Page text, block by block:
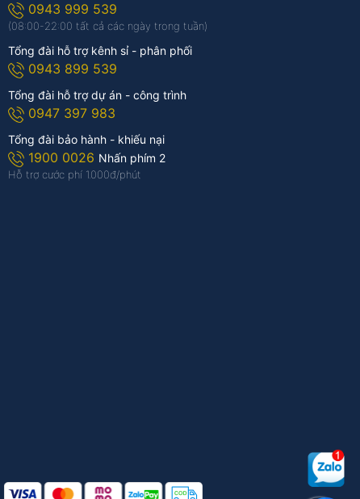
0943 999 539
(08:00-22:00 tất cả các ngày trong tuần)
Tổng đài hỗ trợ kênh sỉ - phân phối
0943 899 539
Tổng đài hỗ trợ dự án - công trình
0947 397 983
Tổng đài bảo hành - khiếu nại
1900 0026 Nhấn phím 2
Hỗ trợ cước phí 1.000đ/phút